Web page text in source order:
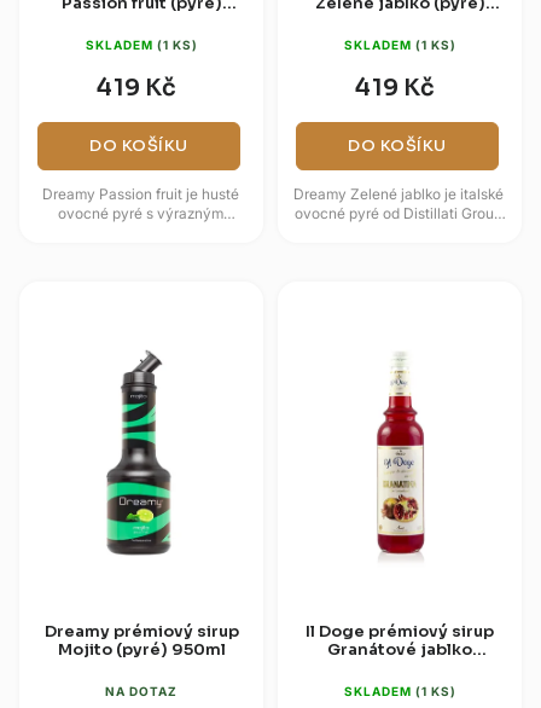
SKLADEM (1 KS)
419 Kč
DO KOŠÍKU
Dreamy Passion fruit je husté
ovocné pyré s výrazným
SKLADEM (1 KS)
419 Kč
DO KOŠÍKU
Dreamy Zelené jablko je italské
ovocné pyré od Distillati Group
Dreamy prémiový sirup
Mojito (pyré) 950ml
NA DOTAZ
Il Doge prémiový sirup
Granátové jablko
SKLADEM (1 KS)